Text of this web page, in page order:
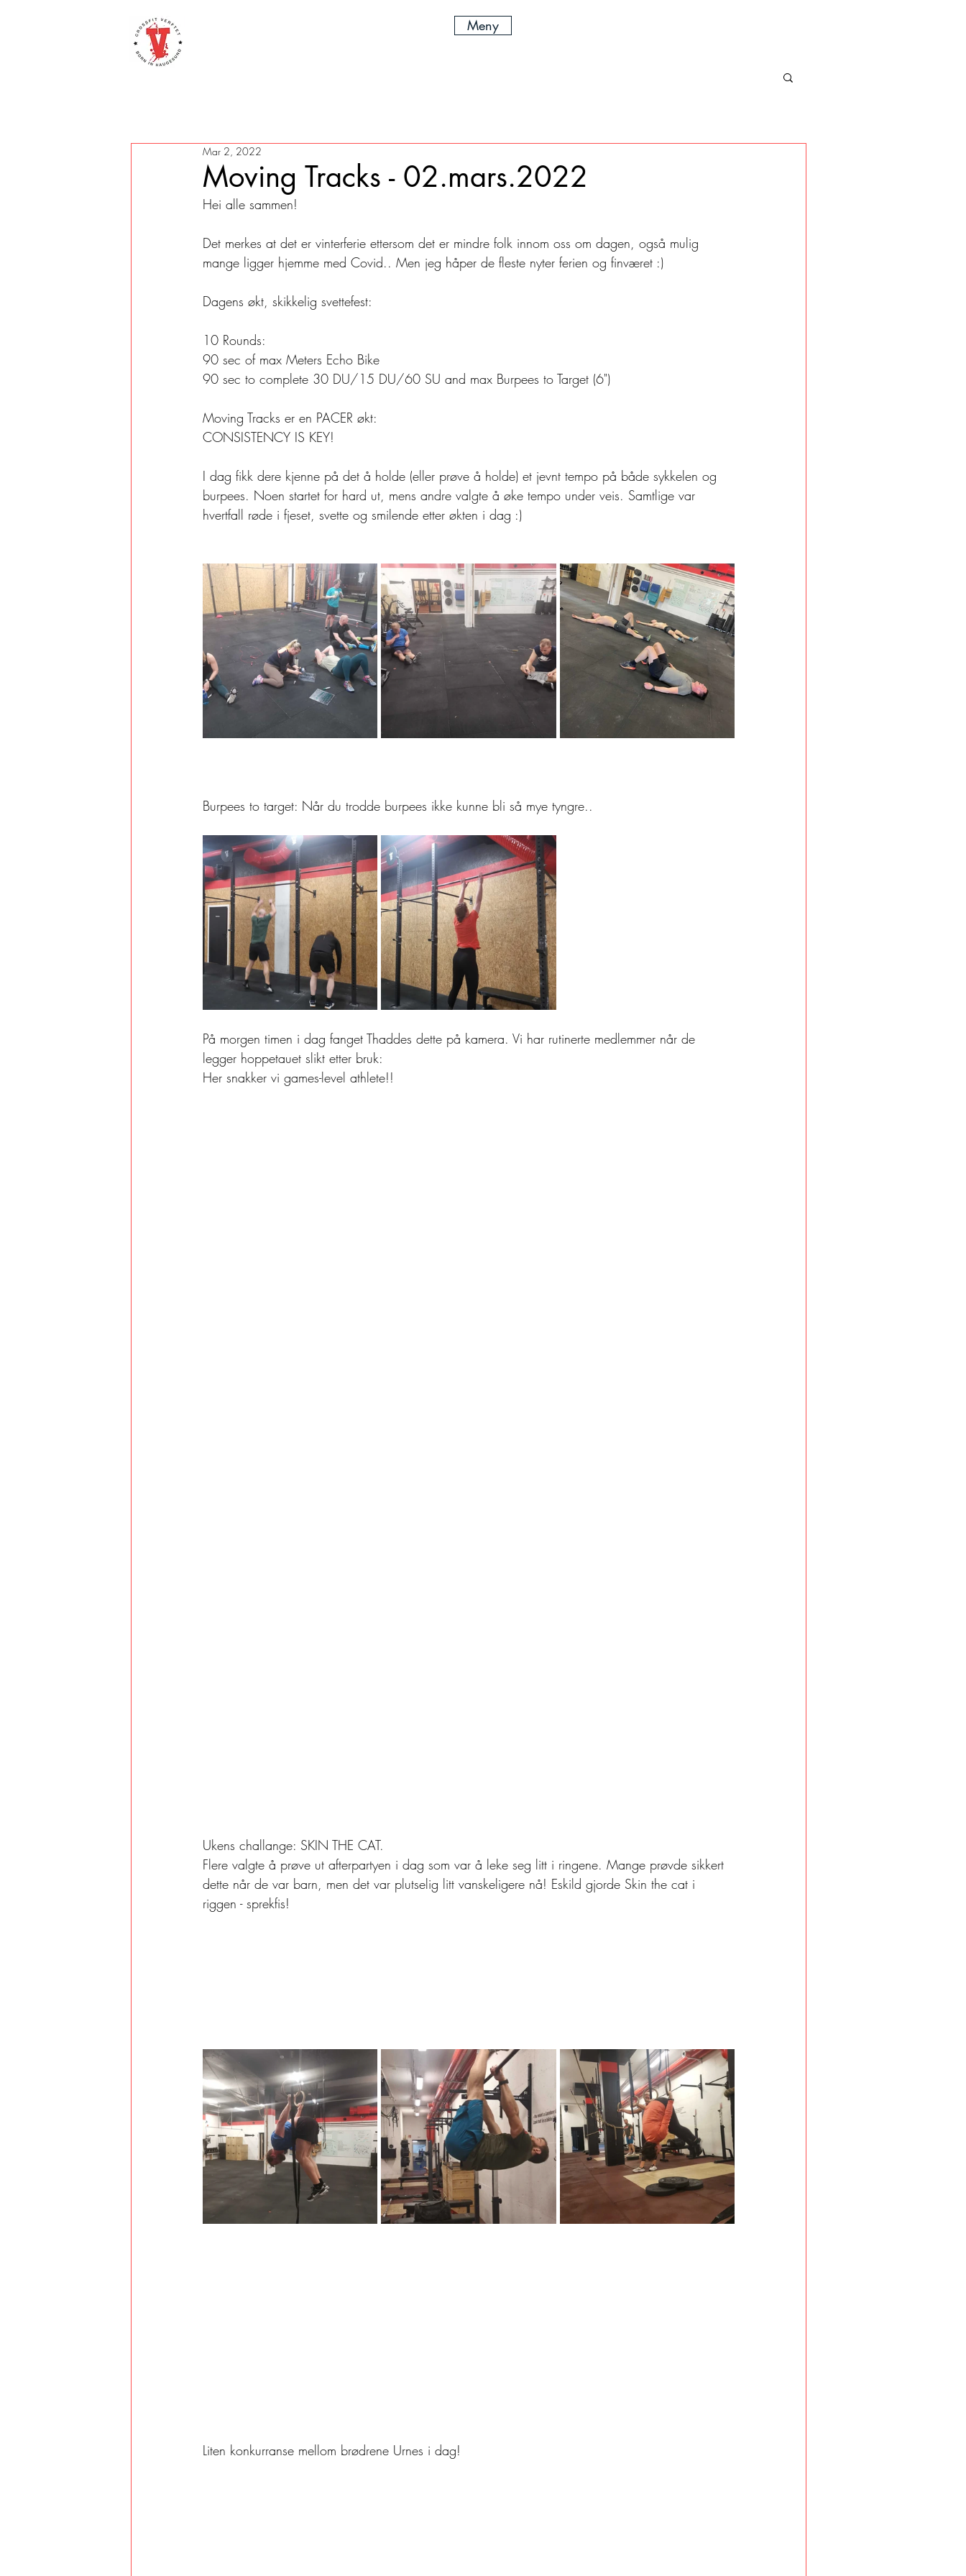
Meny
Moving Tracks - 02.mars.2022
Mar 2, 2022
Hei alle sammen!
Det merkes at det er vinterferie ettersom det er mindre folk innom oss om dagen, også mulig
mange ligger hjemme med Covid.. Men jeg håper de fleste nyter ferien og finværet :)
Dagens økt, skikkelig svettefest:
10 Rounds:
90 sec of max Meters Echo Bike
90 sec to complete 30 DU/15 DU/60 SU and max Burpees to Target (6")
Moving Tracks er en PACER økt:
CONSISTENCY IS KEY!
I dag fikk dere kjenne på det å holde (eller prøve å holde) et jevnt tempo på både sykkelen og
burpees. Noen startet for hard ut, mens andre valgte å øke tempo under veis. Samtlige var
hvertfall røde i fjeset, svette og smilende etter økten i dag :)
Burpees to target: Når du trodde burpees ikke kunne bli så mye tyngre..
På morgen timen i dag fanget Thaddes dette på kamera. Vi har rutinerte medlemmer når de
legger hoppetauet slikt etter bruk:
Her snakker vi games-level athlete!!
Ukens challange: SKIN THE CAT.
Flere valgte å prøve ut afterpartyen i dag som var å leke seg litt i ringene. Mange prøvde sikkert
dette når de var barn, men det var plutselig litt vanskeligere nå! Eskild gjorde Skin the cat i
riggen - sprekfis!
Liten konkurranse mellom brødrene Urnes i dag!